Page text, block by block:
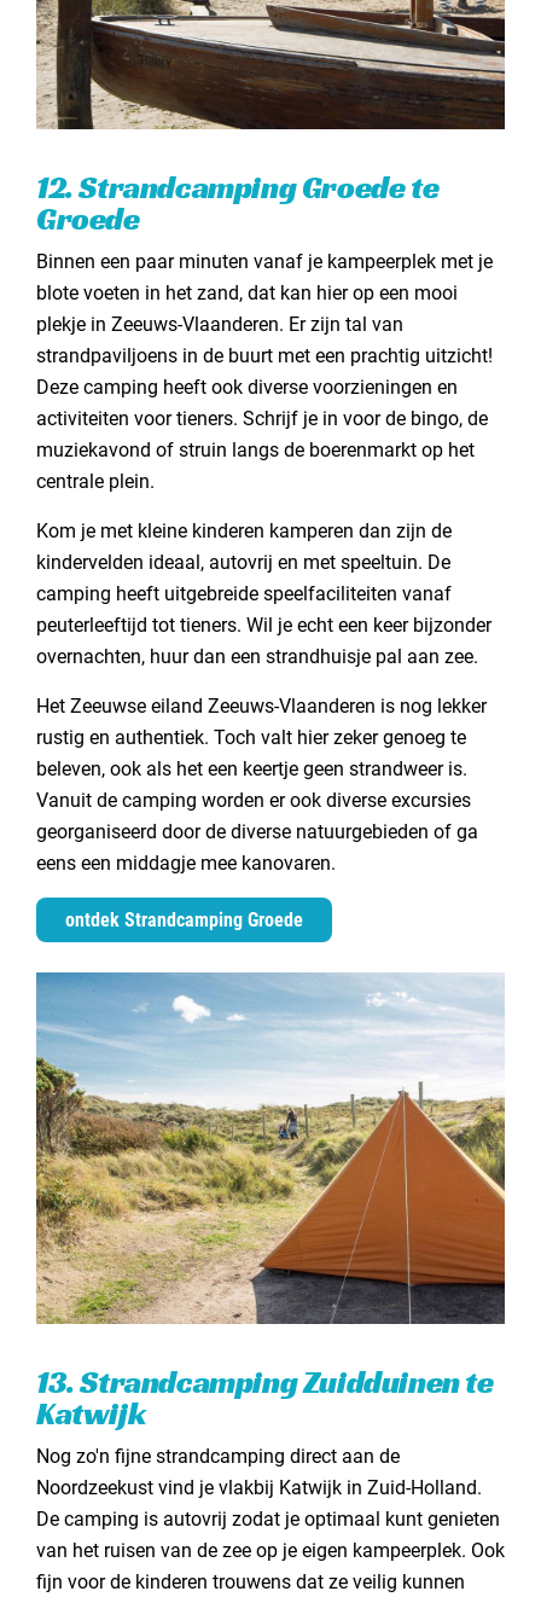
12. Strandcamping Groede te
Groede
Binnen een paar minuten vanaf je kampeerplek met je
blote voeten in het zand, dat kan hier op een mooi
plekje in Zeeuws-Vlaanderen. Er zijn tal van
strandpaviljoens in de buurt met een prachtig uitzicht!
Deze camping heeft ook diverse voorzieningen en
activiteiten voor tieners. Schrijf je in voor de bingo, de
muziekavond of struin langs de boerenmarkt op het
centrale plein.
Kom je met kleine kinderen kamperen dan zijn de
kindervelden ideaal, autovrij en met speeltuin. De
camping heeft uitgebreide speelfaciliteiten vanaf
peuterleeftijd tot tieners. Wil je echt een keer bijzonder
overnachten, huur dan een strandhuisje pal aan zee.
Het Zeeuwse eiland Zeeuws-Vlaanderen is nog lekker
rustig en authentiek. Toch valt hier zeker genoeg te
beleven, ook als het een keertje geen strandweer is.
Vanuit de camping worden er ook diverse excursies
georganiseerd door de diverse natuurgebieden of ga
eens een middagje mee kanovaren.
ontdek Strandcamping Groede
13. Strandcamping Zuidduinen te
Katwijk
Nog zo'n fijne strandcamping direct aan de
Noordzeekust vind je vlakbij Katwijk in Zuid-Holland.
De camping is autovrij zodat je optimaal kunt genieten
van het ruisen van de zee op je eigen kampeerplek. Ook
fijn voor de kinderen trouwens dat ze veilig kunnen